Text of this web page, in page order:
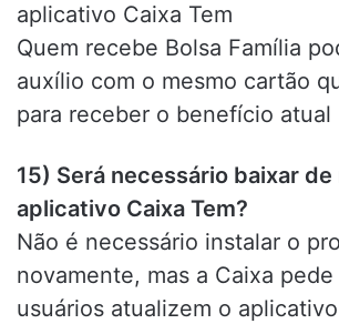
aplicativo Caixa Tem
Quem recebe Bolsa Família
auxílio com o mesmo cartão
para receber o benefício atual
15) Será necessário baixar de
aplicativo Caixa Tem?
Não é necessário instalar o
novamente, mas a Caixa
usuários atualizem o